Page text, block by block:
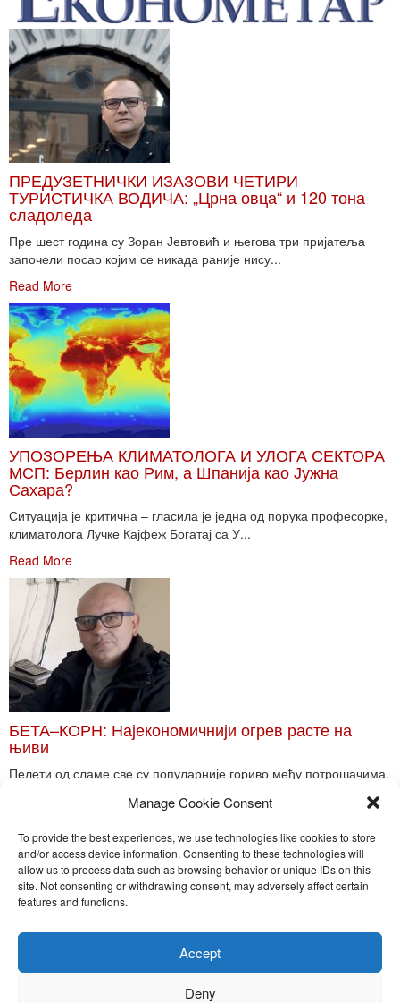
Manage Cookie Consent
To provide the best experiences, we use technologies like cookies to store
and/or access device information. Consenting to these technologies will
allow us to process data such as browsing behavior or unique IDs on this
site. Not consenting or withdrawing consent, may adversely affect certain
features and functions.
Accept
Deny
ПРЕДУЗЕТНИЧКИ ИЗАЗОВИ ЧЕТИРИ
ТУРИСТИЧКА ВОДИЧА: „Црна овца“ и 120 тона
сладоледа
Пре шест година су Зоран Јевтовић и његова три пријатеља
започели посао којим се никада раније нису...
Read More
УПОЗОРЕЊА КЛИМАТОЛОГА И УЛОГА СЕКТОРА
МСП: Берлин као Рим, а Шпанија као Јужна
Сахара?
Ситуација је критична – гласила је једна од порука професорке,
климатолога Лучке Кајфеж Богатај са У...
Read More
БЕТА–КОРН: Најекономичнији огрев расте на
њиви
Пелети од сламе све су популарније гориво међу потрошачима.
Toggle
Nira Press d.o.o.
Sadržaj ovog sajta je zakonom zaštićena intelektualna svojina
kopiranje, objavljivanje celine ili delova bilo kog proizvoda NiraPress